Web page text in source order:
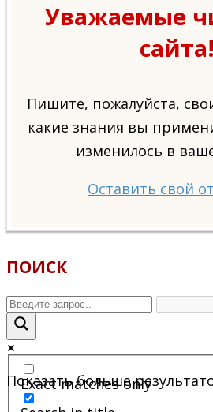
Уважаемые
сайта!
Пишите, пожалуйста,
какие знания вы
изменилось в
Оставить свой
ПОИСК
Показать больше
Exact matches only